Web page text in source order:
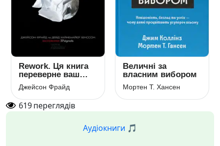
Rework. Ця книга
переверне ваш
погляд на бізнес
Джейсон Фрайд
Величні за
власним вибором
Мортен Т. Хансен
619переглядів
Аудіокниги 🎵